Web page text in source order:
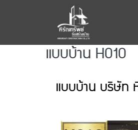
แบบบ้าน H010
แบบบ้าน บริษัท